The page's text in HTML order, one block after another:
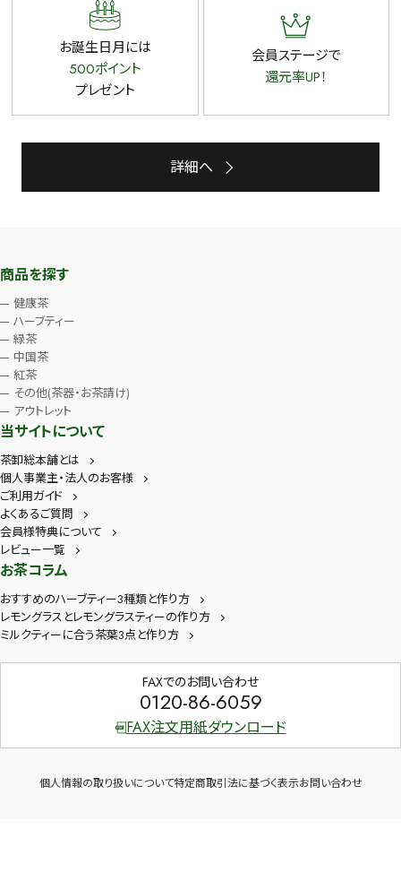
お誕生日月には
500ポイント
プレゼント
会員ステージで
還元率UP！
詳細へ
商品を探す
健康茶
ハーブティー
緑茶
中国茶
紅茶
その他(茶器・お茶請け)
アウトレット
当サイトについて
茶卸総本舗とは
個人事業主・法人のお客様
ご利用ガイド
よくあるご質問
会員様特典について
レビュー一覧
お茶コラム
おすすめのハーブティー3種類と作り方
レモングラスとレモングラスティーの作り方
ミルクティーに合う茶葉3点と作り方
FAXでのお問い合わせ
0120-86-6059
FAX注文用紙ダウンロード
個人情報の取り扱いについて特定商取引法に基づく表示お問い合わせ